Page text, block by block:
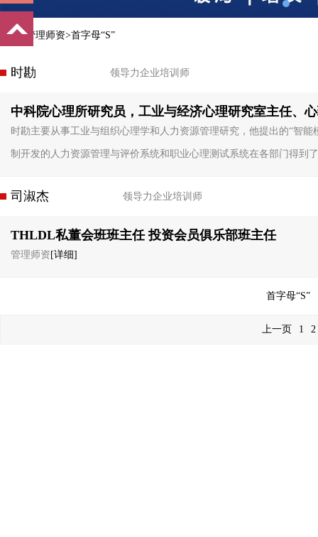
首页>管理师资>首字母“S”
时勘 领导力企业培训师
中科院心理所研究员，工业与经济心理研究室主任、
时勘主要从事工业与组织心理学和人力资源管理研究，他提出的“智
制开发的人力资源管理与评价系统和职业心理测试系统在各部门得到
司淑杰 领导力企业培训师
THLDL私董会班班主任 投资会员俱乐部班主任
管理师资 [详细]
首字母
上一页 1 2